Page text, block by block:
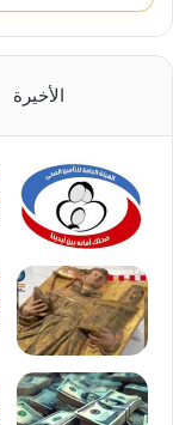
الأخيرة